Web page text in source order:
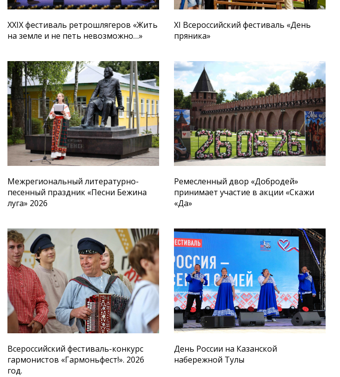
XXIX фестиваль ретрошлягеров «Жить
на земле и не петь невозможно…»
XI Всероссийский фестиваль «День
пряника»
Межрегиональный литературно-
песенный праздник «Песни Бежина
луга» 2026
Ремесленный двор «Добродей»
принимает участие в акции «Скажи
«Да»
Всероссийский фестиваль-конкурс
гармонистов «Гармоньфест!». 2026
год.
День России на Казанской
набережной Тулы